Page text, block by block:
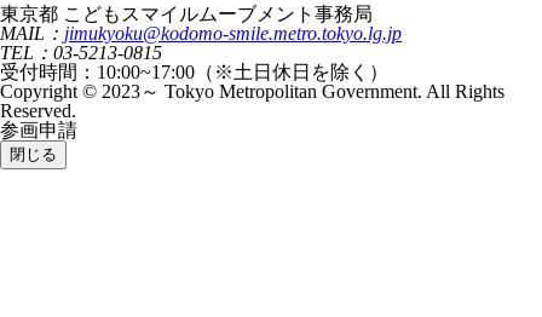
東京都 こどもスマイルムーブメント事務局
MAIL： jimukyoku@kodomo-smile.metro.tokyo.lg.jp
TEL：03-5213-0815
受付時間：10:00~17:00（※土日休日を除く）
Copyright © 2023～ Tokyo Metropolitan Government. All Rights
Reserved.
参画申請
閉じる